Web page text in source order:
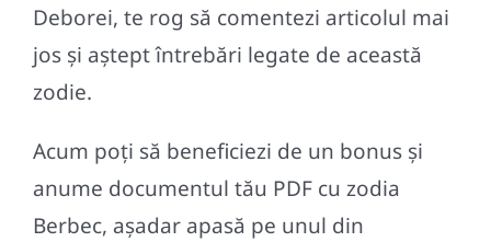
Deborei, te rog să comentezi articolul mai
jos și aștept întrebări legate de această
zodie.
Acum poți să beneficiezi de un bonus și
anume documentul tău PDF cu zodia
Berbec, așadar apasă pe unul din